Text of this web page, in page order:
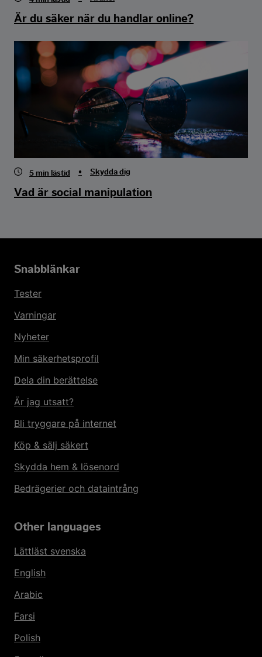
Är du säker när du handlar online?
5 min lästid • Skydda dig
Vad är social manipulation
Snabblänkar
Tester
Varningar
Nyheter
Min säkerhetsprofil
Dela din berättelse
Är jag utsatt?
Bli tryggare på internet
Köp & sälj säkert
Skydda hem & lösenord
Bedrägerier och dataintrång
Other languages
Lättläst svenska
English
Arabic
Farsi
Polish